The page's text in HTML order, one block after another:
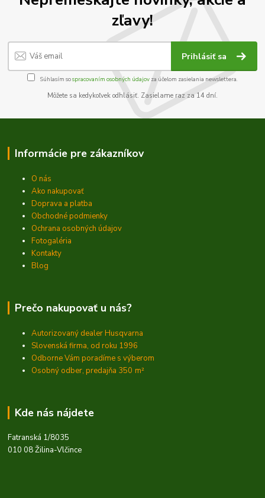
zľavy!
Prihlásiť sa
Súhlasím sospracovaním osobných údajov za účelom zasielania newslettera.
Môžete sa kedykoľvek odhlásiť. Zasielame raz za 14 dní.
Informácie pre zákazníkov
O nás
Ako nakupovať
Doprava a platba
Obchodné podmienky
Ochrana osobných údajov
Fotogaléria
Kontakty
Blog
Prečo nakupovať u nás?
Autorizovaný dealer Husqvarna
Slovenská firma, od roku 1996
Odborne Vám poradíme s výberom
Osobný odber, predajňa 350 m²
Kde nás nájdete
Fatranská 1/8035
010 08 Žilina-Vlčince